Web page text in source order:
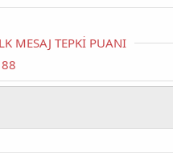
MESAJ TEPKI PUANI
88